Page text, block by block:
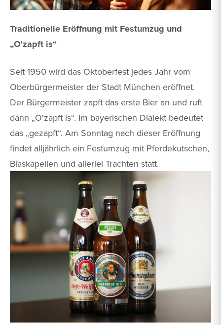
Traditionelle Eröffnung mit Festumzug und
„O'zapft is“
Seit 1950 wird das Oktoberfest jedes Jahr vom
Oberbürgermeister der Stadt München eröffnet.
Der Bürgermeister zapft das erste Bier an und ruft
dann „O'zapft is“. Im bayerischen Dialekt bedeutet
das „gezapft“. Am Sonntag nach dieser Eröffnung
findet alljährlich ein Festumzug mit Pferdekutschen,
Blaskapellen und allerlei Trachten statt.